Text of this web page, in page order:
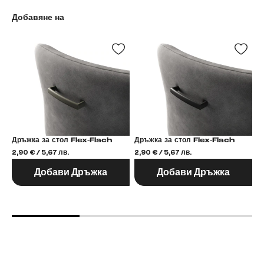
Добавяне на
Дръжка за стол Flex-Flach
2,90 € / 5,67 лв.
Добави Дръжка
Дръжка за стол Flex-Flach
2,90 € / 5,67 лв.
Добави Дръжка